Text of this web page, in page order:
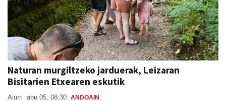
Naturan murgiltzeko jarduerak, Leizaran
Bisitarien Etxearen eskutik
Aiurri abu 05, 08:30 ANDOAIN